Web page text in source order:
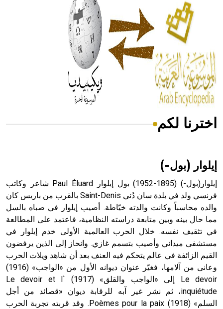
له الفضل بأنه حرر الطب من الدين والفلسفة.
- هل تعلم أن المرجان إفراز حيواني يتكون في البحر ويتركب
من مادة كربونات الكلسيوم، وهو أحمر أو شديد الحمرة وهو
أجود أنواعه، ويمتاز بكبر الحجم ويسمى الش
هل تعلم أن الأبسيد كلمة فرنسية اللفظ تم اعتمادها مصطلحاً
- هل تعلم أن أبجر Abgar اسم معروف جيداً يعود إلى عدد من
الملوك الذين حكموا مدينة إديسا (الرها) من أبجر الأول وحتى
التاسع، وهم ينتسبون إلى أسرة أوسروين
- هل تعلم أن الأبجدية الكنعانية تتألف من /22/ علامة كتابية
sign تكتب منفصلة غير متصلة، وتعتمد المبدأ الأكوروفوني،
حيث تقتصر القيمة الصوتية للعلامة الك
اخترنا لكم
إيلوار (بول-)
إيلوار(بول-) (1895-1952) بول إيلوار Paul Éluard شاعر وكاتب
فرنسي ولد في بلدة سان دُني Saint-Denis بالقرب من باريس كان
والده محاسباً وكانت والدته خيّاطة. أصيب إيلوار في صباه بالسل
مما حال بينه وبين متابعة دراسته النظامية، فاعتمد على المطالعة
في تثقيف نفسه. خلال الحرب العالمية الأولى خدم إيلوار في
مستشفى ميداني وأصيب بتسمم غازي. وانحاز إلى الذين يرفضون
القيم الزائفة في عالم يتحكم فيه العنف بعد أن شاهد ويلات الحرب
وعانى من آلامها، فغيّر عنوان ديوانه الأول من «الواجب» (1916)
Le devoir إلى «الواجب والقلق» (1917) Le devoir et l`
inquiétude، ثم نشر غير آبه للرقابة ديوان «قصائد من أجل
السلم» (1918) Poèmes pour la paix. وقد قربته تجربة الحرب